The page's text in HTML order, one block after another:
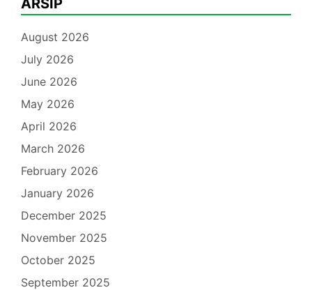
ARSIP
August 2026
July 2026
June 2026
May 2026
April 2026
March 2026
February 2026
January 2026
December 2025
November 2025
October 2025
September 2025